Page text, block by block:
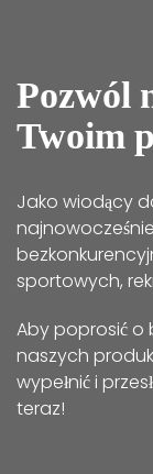
Pozwól
Twoim
Jako wiodący
sportowych,
Aby poprosić o
naszych
wypełnić i
teraz!